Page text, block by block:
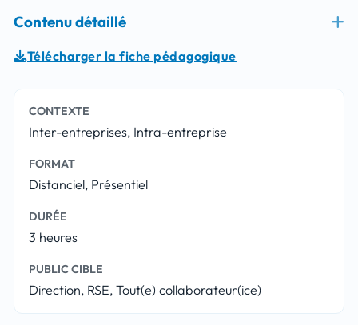
Contenu détaillé
Télécharger la fiche pédagogique
CONTEXTE
Inter-entreprises, Intra-entreprise
FORMAT
Distanciel, Présentiel
DURÉE
3 heures
PUBLIC CIBLE
Direction, RSE, Tout(e) collaborateur(ice)